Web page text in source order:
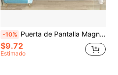
-10% Puerta de Pantalla Magnética/Cortina a Prueba de Mosquitos de Alta Densidad con Cierre Automático, Instalación sin Perforación, Red Colgante Repelente de Insectos Adecuada para Puertas Exteriores, Puertas de Balcón, Entradas de Dormitorio y talla grande, Red de Puerta de Balcón, Pantalla de Puerta Exterior
$9.72
Estimado